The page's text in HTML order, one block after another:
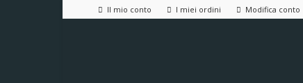
Il mio conto I miei ordini Modifica conto